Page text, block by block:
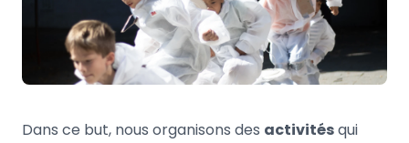
Dans ce but, nous organisons des activitésqui